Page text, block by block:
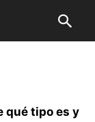
qué tipo es y